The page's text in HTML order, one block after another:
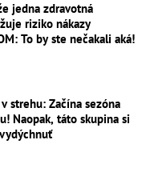
jedna zdravotná
riziko nákazy
To by ste nečakali aká!
strehu: Začína sezóna
Naopak, táto skupina si